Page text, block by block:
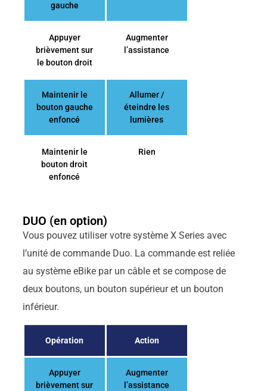
gauche
Appuyer
brièvement sur
le bouton droit
Augmenter
l’assistance
Maintenir le
bouton gauche
enfoncé
Allumer /
éteindre les
lumières
Maintenir le
bouton droit
enfoncé
Rien
DUO (en option)
Vous pouvez utiliser votre système X Series avec
l’unité de commande Duo. La commande est reliée
au système eBike par un câble et se compose de
deux boutons, un bouton supérieur et un bouton
inférieur.
Opération Action
Appuyer
brièvement sur
Augmenter
l’assistance